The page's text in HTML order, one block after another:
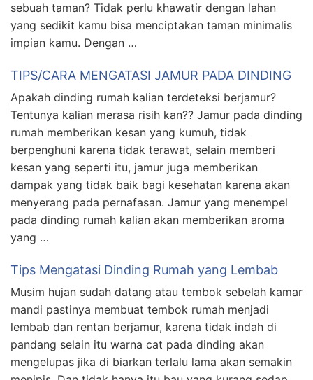
sebuah taman? Tidak perlu khawatir dengan lahan
yang sedikit kamu bisa menciptakan taman minimalis
impian kamu. Dengan …
TIPS/CARA MENGATASI JAMUR PADA DINDING
Apakah dinding rumah kalian terdeteksi berjamur?
Tentunya kalian merasa risih kan?? Jamur pada dinding
rumah memberikan kesan yang kumuh, tidak
berpenghuni karena tidak terawat, selain memberi
kesan yang seperti itu, jamur juga memberikan
dampak yang tidak baik bagi kesehatan karena akan
menyerang pada pernafasan. Jamur yang menempel
pada dinding rumah kalian akan memberikan aroma
yang …
Tips Mengatasi Dinding Rumah yang Lembab
Musim hujan sudah datang atau tembok sebelah kamar
mandi pastinya membuat tembok rumah menjadi
lembab dan rentan berjamur, karena tidak indah di
pandang selain itu warna cat pada dinding akan
mengelupas jika di biarkan terlalu lama akan semakin